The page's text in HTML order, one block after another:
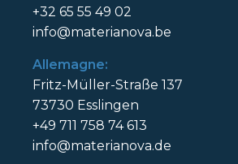
+32 65 55 49 02
info@materianova.be
Allemagne:
Fritz-Müller-Straße 137
73730 Esslingen
+49 711 758 74 613
info@materianova.de